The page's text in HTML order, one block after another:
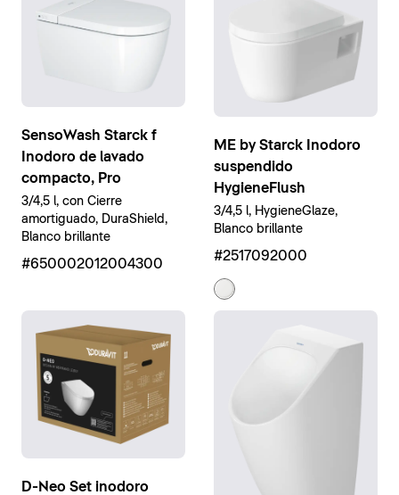
SensoWash Starck f
Inodoro de lavado
compacto, Pro
3/4,5 l, con Cierre
amortiguado, DuraShield,
Blanco brillante
#650002012004300
ME by Starck Inodoro
suspendido
HygieneFlush
3/4,5 l, HygieneGlaze,
Blanco brillante
#2517092000
D-Neo Set inodoro